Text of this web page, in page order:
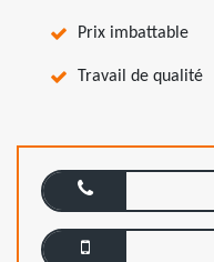
Prix imbattable
Travail de qualité